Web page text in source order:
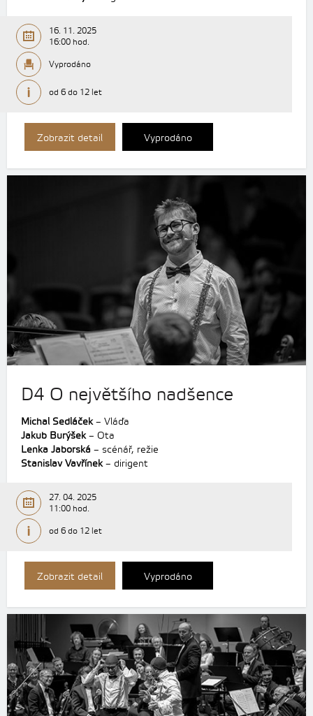
16. 11. 2025
16:00 hod.
Vyprodáno
od 6 do 12 let
Zobrazit detail Vyprodáno
D4 O největšího nadšence
Michal Sedláček– Vláďa
Jakub Burýšek– Ota
Lenka Jaborská – scénář, režie
Stanislav Vavřínek– dirigent
27. 04. 2025
11:00 hod.
od 6 do 12 let
Zobrazit detail Vyprodáno